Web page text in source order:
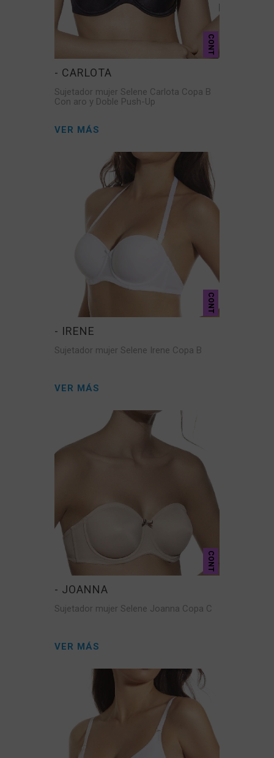
CONT
- CARLOTA
Sujetador mujer Selene Carlota Copa B
Con aro y Doble Push-Up
VER MÁS
CONT
- IRENE
Sujetador mujer Selene Irene Copa B
VER MÁS
CONT
- JOANNA
Sujetador mujer Selene Joanna Copa C
VER MÁS